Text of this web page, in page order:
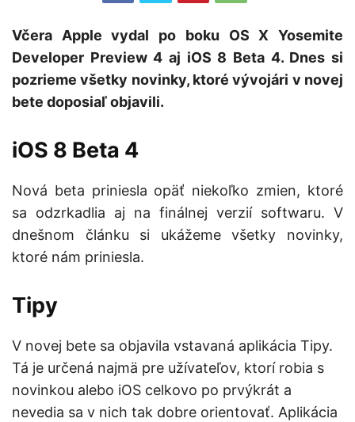
Včera Apple vydal po boku OS X Yosemite
Developer Preview 4 aj iOS 8 Beta 4. Dnes si
pozrieme všetky novinky, ktoré vývojári v novej
bete doposiaľ objavili.
iOS 8 Beta 4
Nová beta priniesla opäť niekoľko zmien, ktoré
sa odzrkadlia aj na finálnej verzií softwaru. V
dnešnom článku si ukážeme všetky novinky,
ktoré nám priniesla.
Tipy
V novej bete sa objavila vstavaná aplikácia Tipy.
Tá je určená najmä pre užívateľov, ktorí robia s
novinkou alebo iOS celkovo po prvýkrát a
nevedia sa v nich tak dobre orientovať. Aplikácia